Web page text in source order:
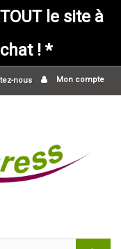
le site à
! *
Mon compte
nous